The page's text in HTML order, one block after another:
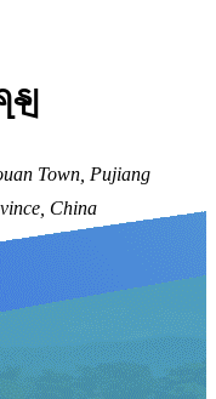
ျ
Town, Pujiang
China